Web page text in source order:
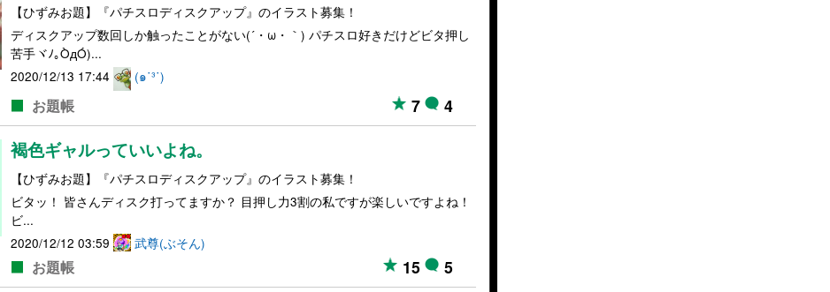
【ひずみお題】『パチスロディスクアップ』のイラスト募集！
ディスクアップ数回しか触ったことがない(´・ω・｀) パチスロ好きだけどビタ押し
苦手ヾﾉ｡ÒдÓ)...
2020/12/13 17:44
(๑˙³˙)
お題帳 7 4
褐色ギャルっていいよね。
【ひずみお題】『パチスロディスクアップ』のイラスト募集！
ビタッ！ 皆さんディスク打ってますか？ 目押し力3割の私ですが楽しいですよね！
ビ...
2020/12/12 03:59
武尊(ぶそん)
お題帳 15 5